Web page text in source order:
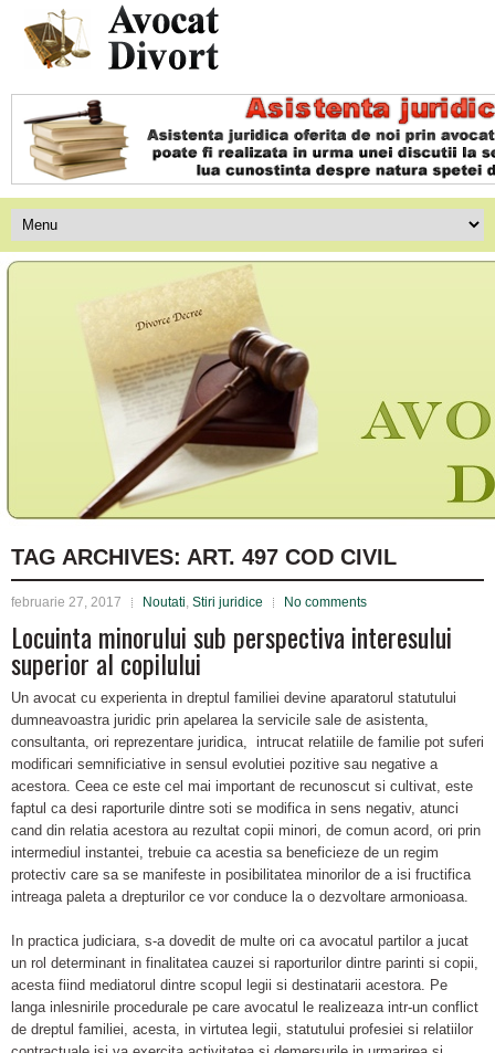
TAG ARCHIVES: ART. 497 COD CIVIL
februarie 27, 2017 Noutati, Stiri juridice No comments
Locuinta minorului sub perspectiva interesului
superior al copilului
Un avocat cu experienta in dreptul familiei devine aparatorul statutului
dumneavoastra juridic prin apelarea la servicile sale de asistenta,
consultanta, ori reprezentare juridica, intrucat relatiile de familie pot suferi
modificari semnificiative in sensul evolutiei pozitive sau negative a
acestora. Ceea ce este cel mai important de recunoscut si cultivat, este
faptul ca desi raporturile dintre soti se modifica in sens negativ, atunci
cand din relatia acestora au rezultat copii minori, de comun acord, ori prin
intermediul instantei, trebuie ca acestia sa beneficieze de un regim
protectiv care sa se manifeste in posibilitatea minorilor de a isi fructifica
intreaga paleta a drepturilor ce vor conduce la o dezvoltare armonioasa.
In practica judiciara, s-a dovedit de multe ori ca avocatul partilor a jucat
un rol determinant in finalitatea cauzei si raporturilor dintre parinti si copii,
acesta fiind mediatorul dintre scopul legii si destinatarii acestora. Pe
langa inlesnirile procedurale pe care avocatul le realizeaza intr-un conflict
de dreptul familiei, acesta, in virtutea legii, statutului profesiei si relatiilor